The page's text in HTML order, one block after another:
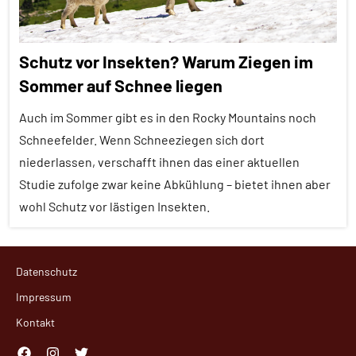
Schutz vor Insekten? Warum Ziegen im
Sommer auf Schnee liegen
Auch im Sommer gibt es in den Rocky Mountains noch
Schneefelder. Wenn Schneeziegen sich dort
niederlassen, verschafft ihnen das einer aktuellen
Studie zufolge zwar keine Abkühlung – bietet ihnen aber
wohl Schutz vor lästigen Insekten.
Artikel
Alle
Themen
Alle
Datenschutz
Impressum
Kontakt